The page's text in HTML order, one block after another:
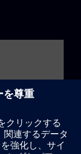
Drive Based Safety -
Functions